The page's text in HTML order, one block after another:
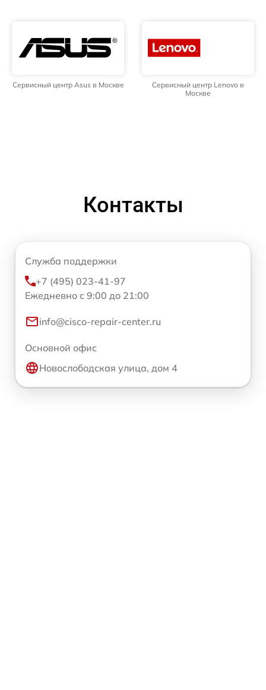
Сервисный центр Asus в Москве
Сервисный центр Lenovo в
Москве
Контакты
Служба поддержки
+7 (495) 023-41-97
Ежедневно с 9:00 до 21:00
info@cisco-repair-center.ru
Основной офис
Новослободская улица, дом 4